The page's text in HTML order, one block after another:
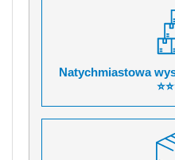
Natychmiastowa